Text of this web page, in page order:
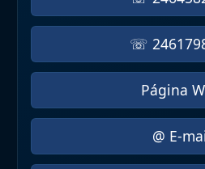
☏
Página
@ E-